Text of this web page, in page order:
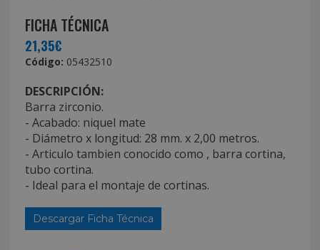
FICHA TÉCNICA
21,35€
Código: 05432510
DESCRIPCIÓN:
Barra zirconio.
- Acabado: niquel mate
- Diámetro x longitud: 28 mm. x 2,00 metros.
- Articulo tambien conocido como , barra cortina,
tubo cortina.
- Ideal para el montaje de cortinas.
Descargar Ficha Técnica